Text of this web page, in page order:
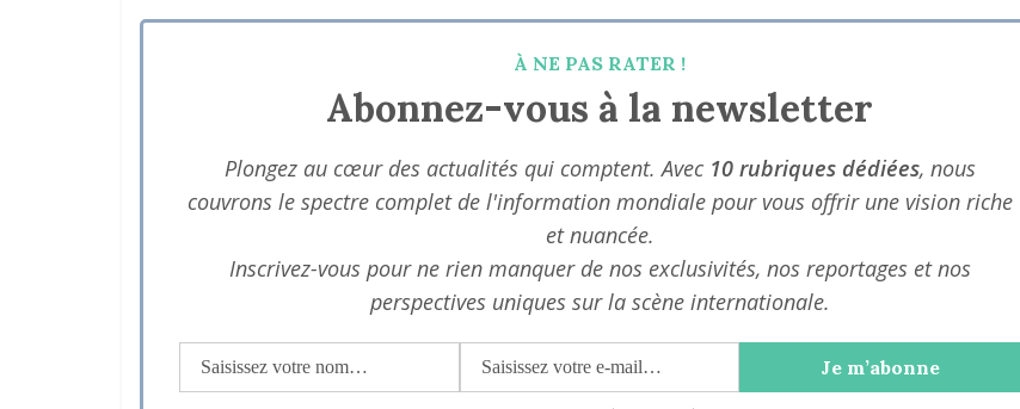
À NE PAS RATER !
Abonnez-vous à la newsletter
Plongez au cœur des actualités qui comptent. Avec 10 rubriques dédiées, nous
couvrons le spectre complet de l'information mondiale pour vous offrir une vision riche
et nuancée.
Inscrivez-vous pour ne rien manquer de nos exclusivités, nos reportages et nos
perspectives uniques sur la scène internationale.